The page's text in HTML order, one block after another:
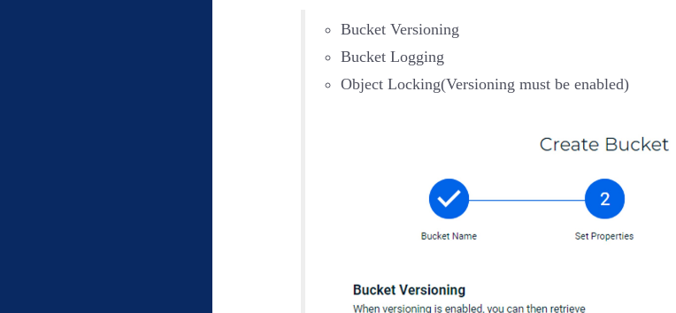
Bucket Versioning
Bucket Logging
Object Locking(Versioning must be enabled)